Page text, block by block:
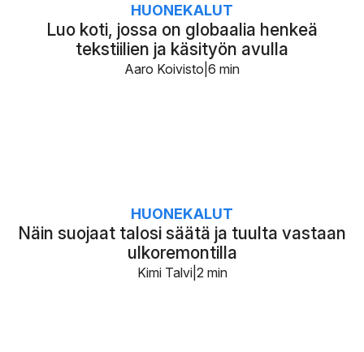
Luo koti, jossa on globaalia henkeä
tekstiilien ja käsityön avulla
HUONEKALUT
6 min
Aaro Koivisto
Näin suojaat talosi säätä ja tuulta vastaan
ulkoremontilla
HUONEKALUT
2 min
Kimi Talvi